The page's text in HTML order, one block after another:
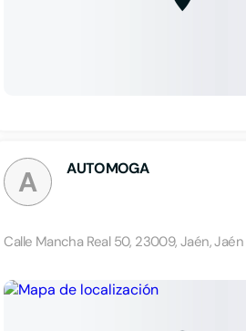
A AUTOMOGA
Calle Mancha Real 50, 23009, Jaén, Jaén